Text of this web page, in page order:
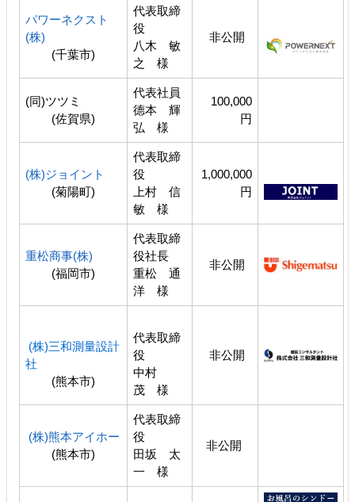
パワーネクスト
(株)
(千葉市)
代表取締
役
八木 敏
之 様
非公開
(同)ツツミ
(佐賀県)
代表社員
德本 輝
弘 様
100,000
円
(株)ジョイント
(菊陽町)
代表取締
役
上村 信
敏 様
1,000,000
円
重松商事(株)
(福岡市)
代表取締
役社長
重松 通
洋 様
非公開
(株)三和測量設計
社
(熊本市)
代表取締
役
中村
茂 様
非公開
(株)熊本アイホー
(熊本市)
代表取締
役
田坂 太
一 様
非公開